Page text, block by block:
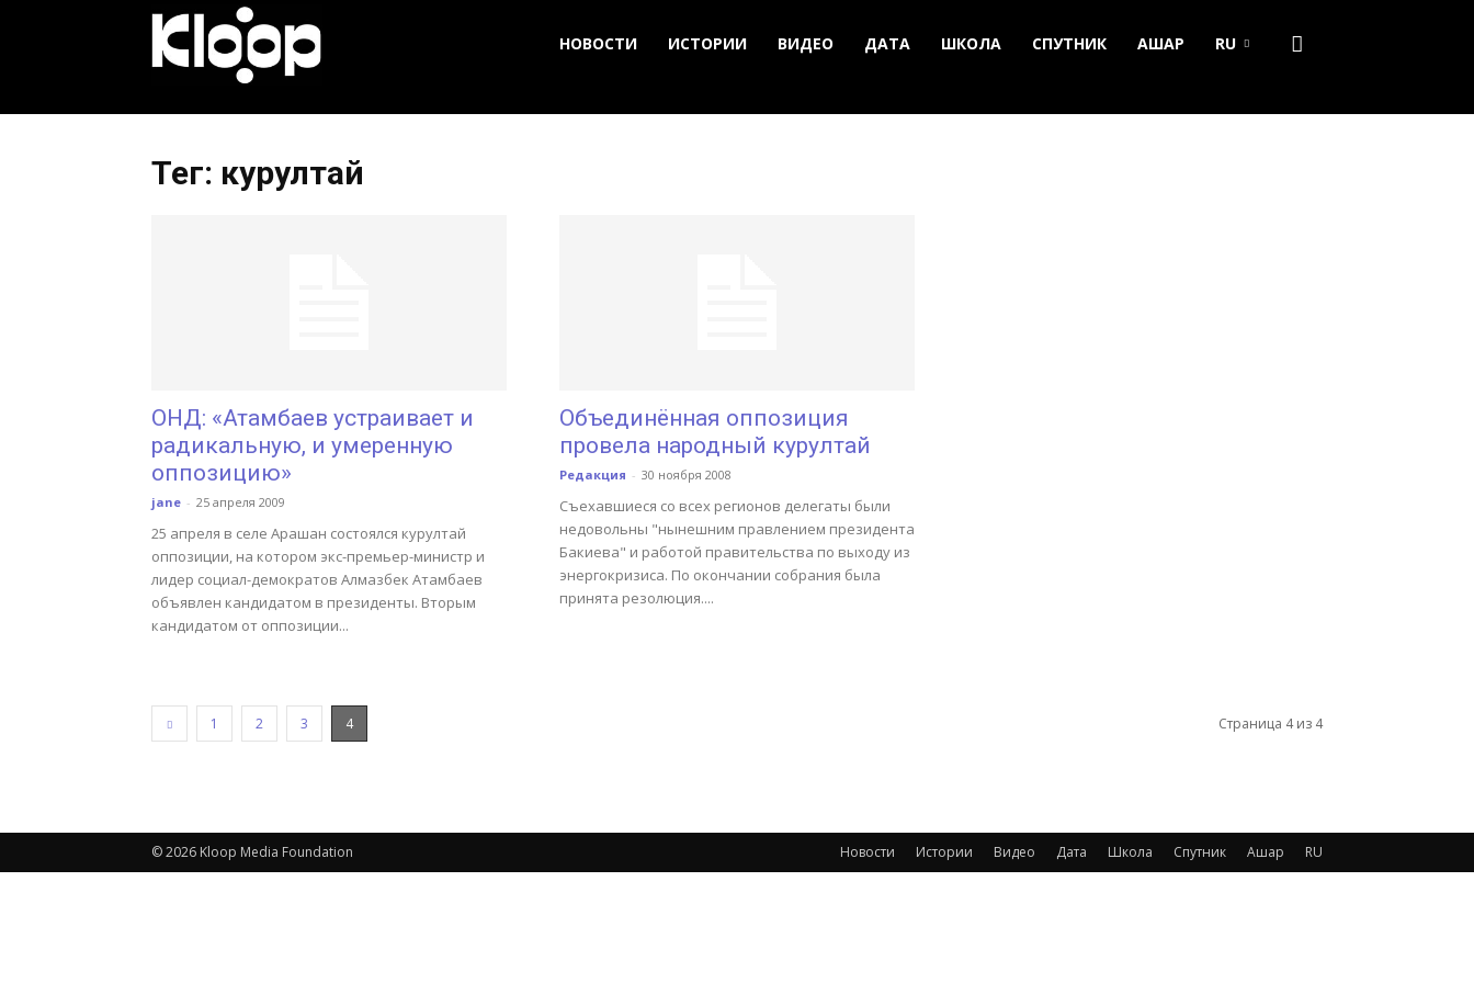
НОВОСТИ ИСТОРИИ ВИДЕО ДАТА ШКОЛА СПУТНИК АШАР RU
Тег: курултай
ОНД: «Атамбаев устраивает и
радикальную, и умеренную
оппозицию»
jane - 25 апреля 2009
25 апреля в селе Арашан состоялся курултай
оппозиции, на котором экс-премьер-министр и
лидер социал-демократов Алмазбек Атамбаев
объявлен кандидатом в президенты. Вторым
кандидатом от оппозиции...
Объединённая оппозиция
провела народный курултай
Редакция - 30 ноября 2008
Съехавшиеся со всех регионов делегаты были
недовольны "нынешним правлением президента
Бакиева" и работой правительства по выходу из
энергокризиса. По окончании собрания была
принята резолюция....
1 2 3 4 Страница 4 из 4
Новости Истории Видео Дата Школа Спутник Ашар RU
© 2026 Kloop Media Foundation